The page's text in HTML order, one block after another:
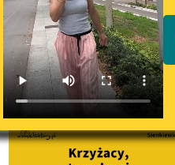
Henryka